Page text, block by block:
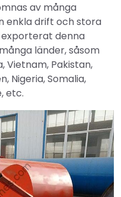
av många
enkla drift och stora
denna
länder, såsom
Vietnam, Pakistan,
Nigeria, Somalia,
etc.